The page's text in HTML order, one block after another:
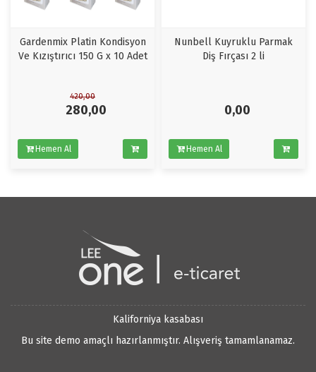
Gardenmix Platin Kondisyon
Ve Kızıştırıcı 150 G x 10 Adet
420,00
280,00
Hemen Al
Nunbell Kuyruklu Parmak
Diş Fırçası 2 li
0,00
Hemen Al
Kaliforniya kasabası
Bu site demo amaçlı hazırlanmıştır. Alışveriş tamamlanamaz.